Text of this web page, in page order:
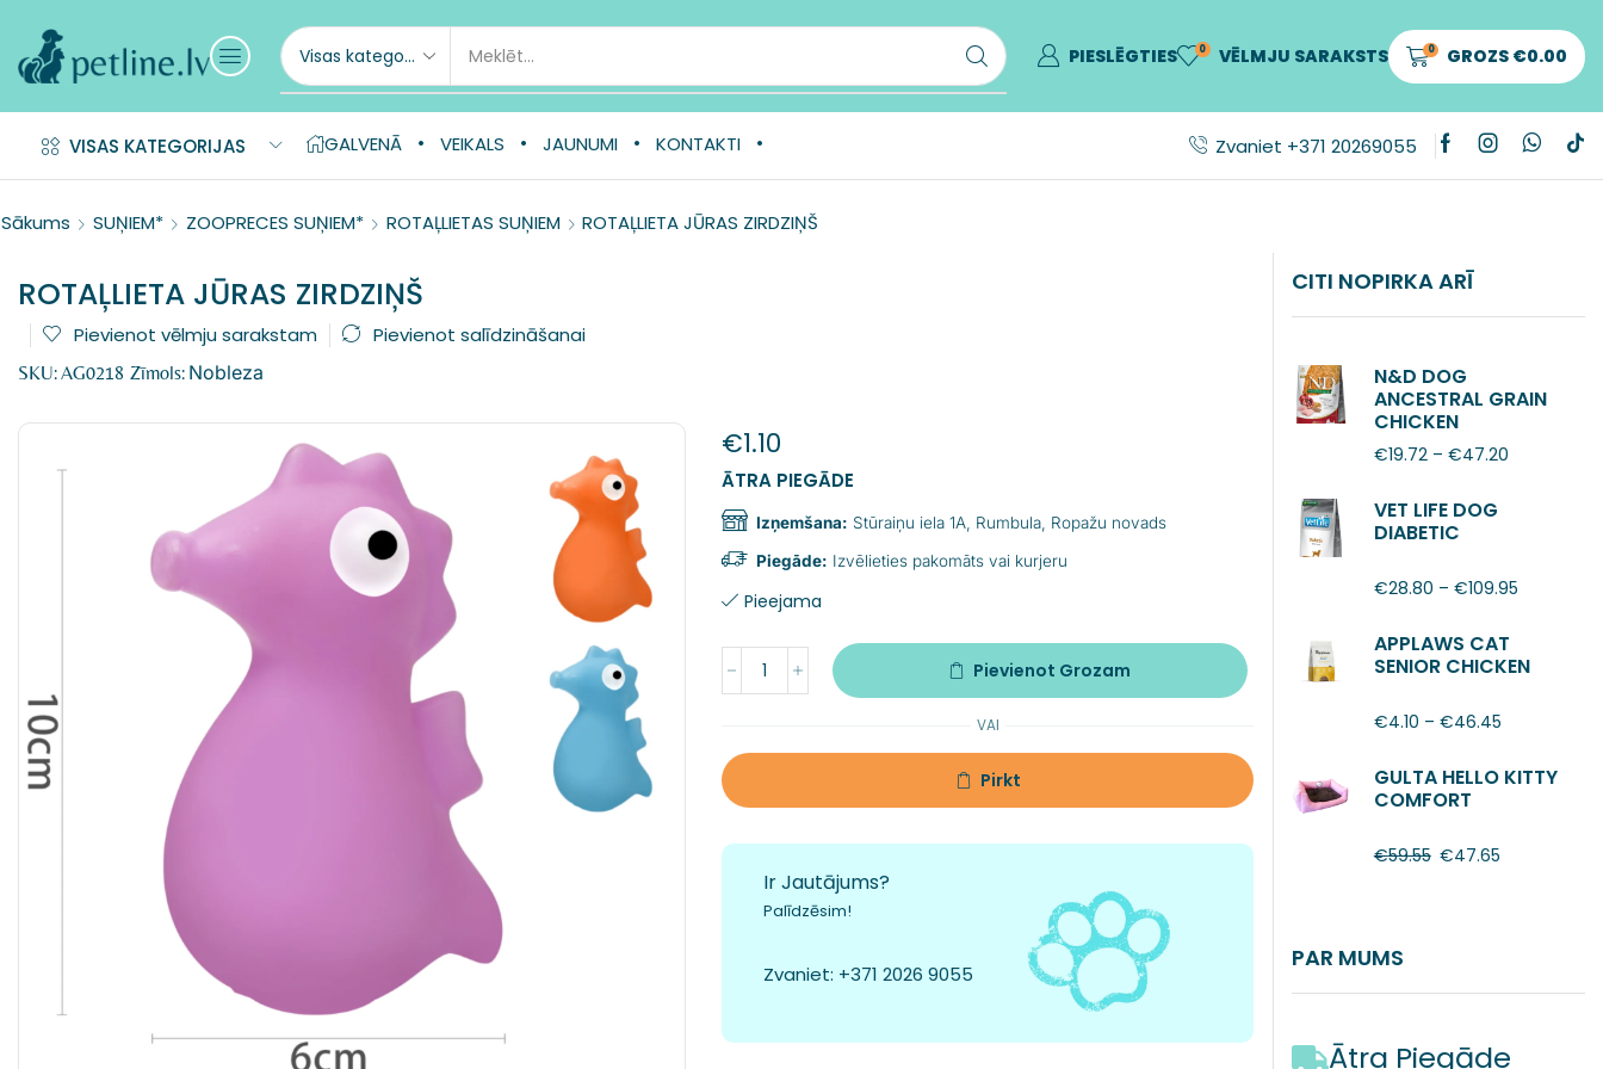
PIESLĒGTIES 0 VĒLMJU SARAKSTS 0 GROZS €0.00
VISAS KATEGORIJAS GALVENĀ VEIKALS JAUNUMI KONTAKTI Zvaniet +371 20269055
Sākums SUŅIEM* ZOOPRECES SUŅIEM* ROTAĻLIETAS SUŅIEM ROTAĻLIETA JŪRAS ZIRDZIŅŠ
ROTAĻLIETA JŪRAS ZIRDZIŅŠ
Pievienot vēlmju sarakstam Pievienot salīdzināšanai
SKU:AG0218 Zīmols: Nobleza
€1.10
ĀTRA PIEGĀDE
Izņemšana: Stūraiņu iela 1A, Rumbula, Ropažu novads
Piegāde: Izvēlieties pakomāts vai kurjeru
Pieejama
Pievienot Grozam
VAI
Pirkt
Ir Jautājums?
Palīdzēsim!
Zvaniet: +371 2026 9055
CITI NOPIRKA ARĪ
N&D DOG
ANCESTRAL GRAIN
CHICKEN
POMEGRANATE
ADULT MINI
€19.72 – €47.20
VET LIFE DOG
DIABETIC
€28.80 – €109.95
APPLAWS CAT
SENIOR CHICKEN
€4.10 – €46.45
GULTA HELLO KITTY
COMFORT
€59.55 €47.65
PAR MUMS
Ātra Piegāde